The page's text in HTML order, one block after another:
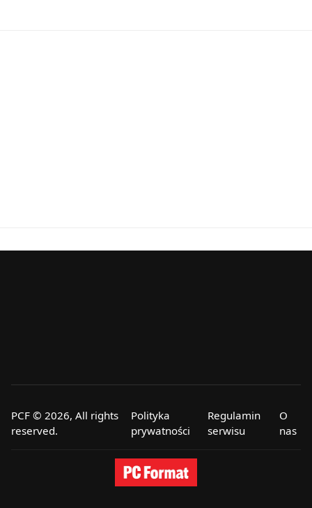
PCF © 2026, All rights
reserved.
Polityka
prywatności
Regulamin
serwisu
O
nas